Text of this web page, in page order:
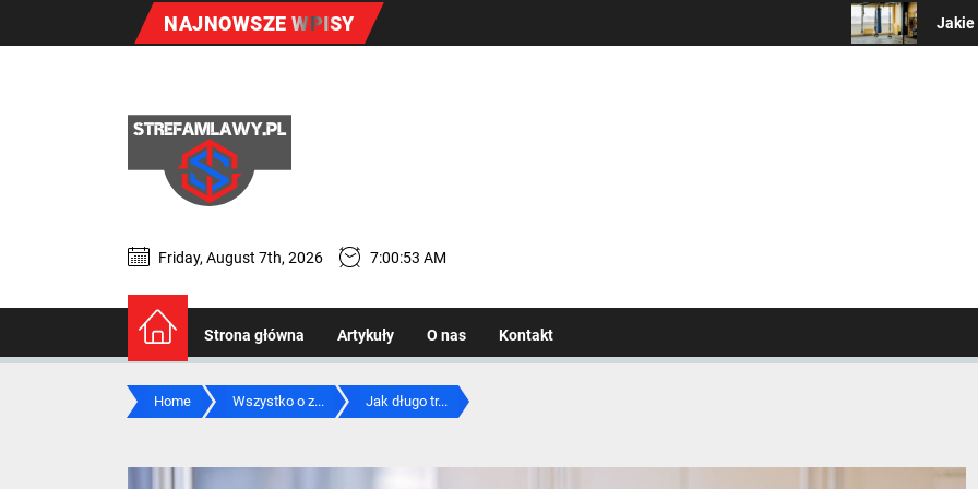
NAJNOWSZE WPISY Jakie są
Strefa
zdrowia
-
wszystko
o
zdrowym
Strefa zdrowia - wszystko o zdrowym
treningach
Friday, August 7th, 2026 7:00:54 AM
Strona główna Artykuły O nas Kontakt
Home Wszystko o z... Jak długo tr...